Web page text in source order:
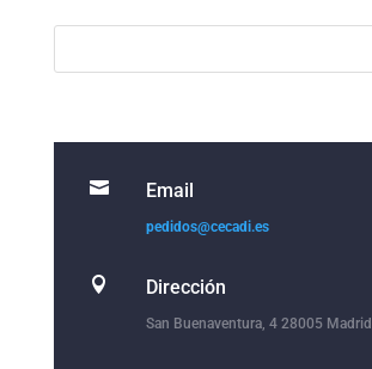
 Email
pedidos@cecadi.es
 Dirección
San Buenaventura, 4 28005 Madrid